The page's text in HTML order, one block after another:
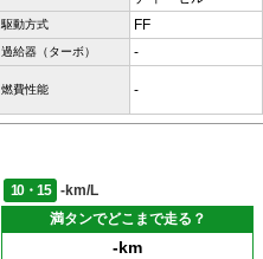
駆動方式 FF
過給器（ターボ） -
燃費性能 -
10・15
-km/L
満タンでどこまで走る？
-km